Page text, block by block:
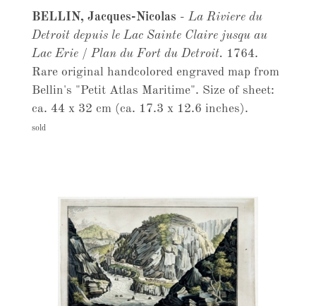
BELLIN, Jacques-Nicolas - La Riviere du
Detroit depuis le Lac Sainte Claire jusqu au
Lac Erie / Plan du Fort du Detroit. 1764.
Rare original handcolored engraved map from
Bellin's "Petit Atlas Maritime". Size of sheet:
ca. 44 x 32 cm (ca. 17.3 x 12.6 inches).
sold